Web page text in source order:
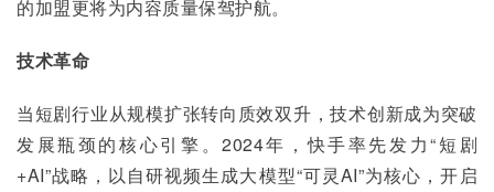
的加盟更将为内容质量保驾护航。
技术革命
当短剧行业从规模扩张转向质效双升，技术创新成为突破
发展瓶颈的核心引擎。2024年，快手率先发力“短剧
+AI”战略，以自研视频生成大模型“可灵AI”为核心，开启